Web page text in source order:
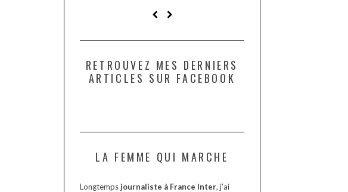
RETROUVEZ MES DERNIERS
ARTICLES SUR FACEBOOK
LA FEMME QUI MARCHE
Longtemps journaliste à France Inter, j’ai